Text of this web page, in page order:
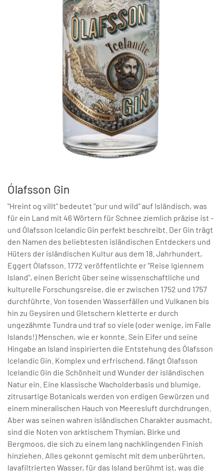
Ólafsson Gin
"Hreint og villt" bedeutet "pur und wild" auf Isländisch, was
für ein Land mit 46 Wörtern für Schnee ziemlich präzise ist -
und Ólafsson Icelandic Gin perfekt beschreibt. Der Gin trägt
den Namen des beliebtesten isländischen Entdeckers und
Hüters der isländischen Kultur aus dem 18. Jahrhundert,
Eggert Ólafsson. 1772 veröffentlichte er "Reise Igiennem
Island", einen Bericht über seine wissenschaftliche und
kulturelle Forschungsreise, die er zwischen 1752 und 1757
durchführte. Von tosenden Wasserfällen und Vulkanen bis
hin zu Geysiren und Gletschern kletterte er durch
ungezähmte Tundra und traf so viele (oder wenige, im Falle
Islands!) Menschen, wie er konnte. Sein Eifer und seine
Hingabe an Island inspirierten die Entstehung des Ólafsson
Icelandic Gin. Komplex und erfrischend, fängt Ólafsson
Icelandic Gin die Schönheit und Wunder der isländischen
Natur ein. Eine klassische Wacholderbasis und blumige,
zitrusartige Botanicals werden von erdigen Gewürzen und
einem mineralischen Hauch von Meeresluft durchdrungen.
Aber was seinen wahren isländischen Charakter ausmacht,
sind die Noten von arktischem Thymian, Birke und
Bergmoos, die sich zu einem lang nachklingenden Finish
hinziehen. Alles gekonnt gemischt mit dem unberührten,
lavafiltrierten Wasser, für das Island berühmt ist, was die